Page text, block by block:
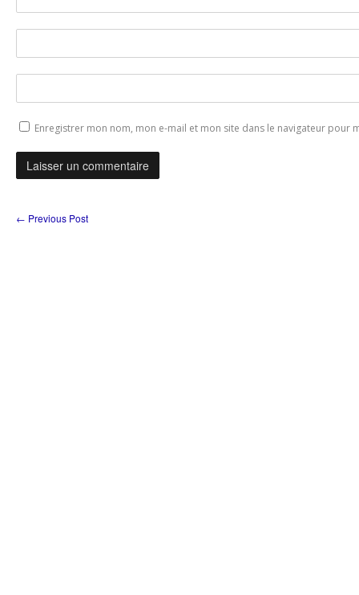
Enregistrer mon nom, mon e-mail et mon site dans le navigateur pour
← Previous Post